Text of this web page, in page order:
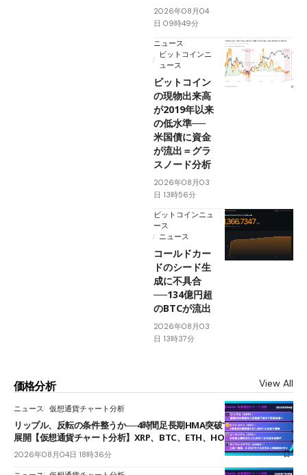
2026年08月04
日 09時49分
ニュース
ビットコインニ
ュース
ビットコイン
の現物出来高
が2019年以来
の低水準──
米国債に資金
が流出＝グラ
スノード分析
2026年08月03
日 13時56分
ビットコインニュ
ース
ニュース
コールドカー
ドのシード生
成に不具合
──134億円超
のBTCが流出
2026年08月03
日 13時37分
価格分析 View All
ニュース 仮想通貨チャート分析
リップル、反転の条件整うか──4時間足長期HMA突破で雲下端を目指す
展開【仮想通貨チャート分析】XRP、BTC、ETH、HOME
2026年08月04日 18時36分